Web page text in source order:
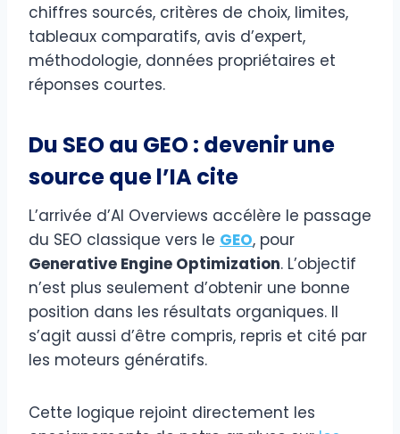
chiffres sourcés, critères de choix, limites,
tableaux comparatifs, avis d’expert,
méthodologie, données propriétaires et
réponses courtes.
Du SEO au GEO : devenir une
source que l’IA cite
L’arrivée d’AI Overviews accélère le passage
du SEO classique vers le GEO, pour
Generative Engine Optimization. L’objectif
n’est plus seulement d’obtenir une bonne
position dans les résultats organiques. Il
s’agit aussi d’être compris, repris et cité par
les moteurs génératifs.
Cette logique rejoint directement les